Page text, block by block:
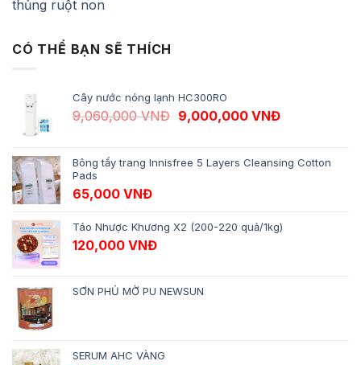
thủng ruột non
CÓ THỂ BẠN SẼ THÍCH
Cây nước nóng lạnh HC300RO
9,060,000VNĐ Giá gốc là: 9,060,000 VNĐ.
9,000,000 VNĐGiá hiện tại
Bông tẩy trang Innisfree 5 Layers Cleansing Cotton
Pads
65,000 VNĐ
Táo Nhược Khương X2 (200-220 quả/1kg)
120,000 VNĐ
SƠN PHỦ MỜ PU NEWSUN
SERUM AHC VÀNG